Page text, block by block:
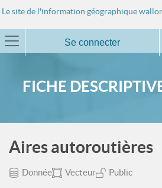
Le site de l'information géographique
Se connecter
FICHE
Aires autoroutières
Donnée Vecteur Public